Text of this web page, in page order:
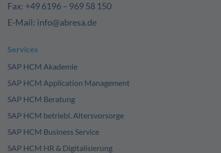
Fax: +49 6196 – 969 58 150
E-Mail: info@abresa.de
Services
SAP HCM Akademie
SAP HCM Application Management
SAP HCM Beratung
SAP HCM betriebl. Altersvorsorge
SAP HCM Business Service
SAP HCM HR & Digitalisierung